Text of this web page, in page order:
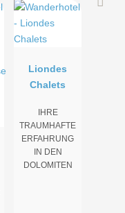
Liondes
Chalets
IHRE
TRAUMHAFTE
ERFAHRUNG
IN DEN
DOLOMITEN